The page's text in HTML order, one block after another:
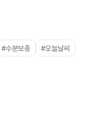
#수분보충 #오늘날씨